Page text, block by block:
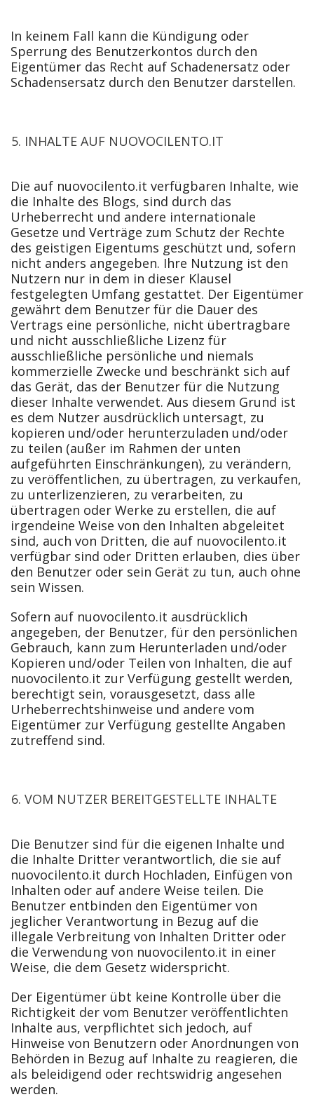
In keinem Fall kann die Kündigung oder
Sperrung des Benutzerkontos durch den
Eigentümer das Recht auf Schadenersatz oder
Schadensersatz durch den Benutzer darstellen.
INHALTE AUF NUOVOCILENTO.IT
Die auf nuovocilento.it verfügbaren Inhalte, wie
die Inhalte des Blogs, sind durch das
Urheberrecht und andere internationale
Gesetze und Verträge zum Schutz der Rechte
des geistigen Eigentums geschützt und, sofern
nicht anders angegeben. Ihre Nutzung ist den
Nutzern nur in dem in dieser Klausel
festgelegten Umfang gestattet. Der Eigentümer
gewährt dem Benutzer für die Dauer des
Vertrags eine persönliche, nicht übertragbare
und nicht ausschließliche Lizenz für
ausschließliche persönliche und niemals
kommerzielle Zwecke und beschränkt sich auf
das Gerät, das der Benutzer für die Nutzung
dieser Inhalte verwendet. Aus diesem Grund ist
es dem Nutzer ausdrücklich untersagt, zu
kopieren und/oder herunterzuladen und/oder
zu teilen (außer im Rahmen der unten
aufgeführten Einschränkungen), zu verändern,
zu veröffentlichen, zu übertragen, zu verkaufen,
zu unterlizenzieren, zu verarbeiten, zu
übertragen oder Werke zu erstellen, die auf
irgendeine Weise von den Inhalten abgeleitet
sind, auch von Dritten, die auf nuovocilento.it
verfügbar sind oder Dritten erlauben, dies über
den Benutzer oder sein Gerät zu tun, auch ohne
sein Wissen.
Sofern auf nuovocilento.it ausdrücklich
angegeben, der Benutzer, für den persönlichen
Gebrauch, kann zum Herunterladen und/oder
Kopieren und/oder Teilen von Inhalten, die auf
nuovocilento.it zur Verfügung gestellt werden,
berechtigt sein, vorausgesetzt, dass alle
Urheberrechtshinweise und andere vom
Eigentümer zur Verfügung gestellte Angaben
zutreffend sind.
VOM NUTZER BEREITGESTELLTE INHALTE
Die Benutzer sind für die eigenen Inhalte und
die Inhalte Dritter verantwortlich, die sie auf
nuovocilento.it durch Hochladen, Einfügen von
Inhalten oder auf andere Weise teilen. Die
Benutzer entbinden den Eigentümer von
jeglicher Verantwortung in Bezug auf die
illegale Verbreitung von Inhalten Dritter oder
die Verwendung von nuovocilento.it in einer
Weise, die dem Gesetz widerspricht.
Der Eigentümer übt keine Kontrolle über die
Richtigkeit der vom Benutzer veröffentlichten
Inhalte aus, verpflichtet sich jedoch, auf
Hinweise von Benutzern oder Anordnungen von
Behörden in Bezug auf Inhalte zu reagieren, die
als beleidigend oder rechtswidrig angesehen
werden.